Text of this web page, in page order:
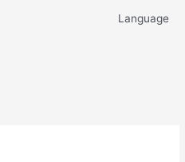
Language